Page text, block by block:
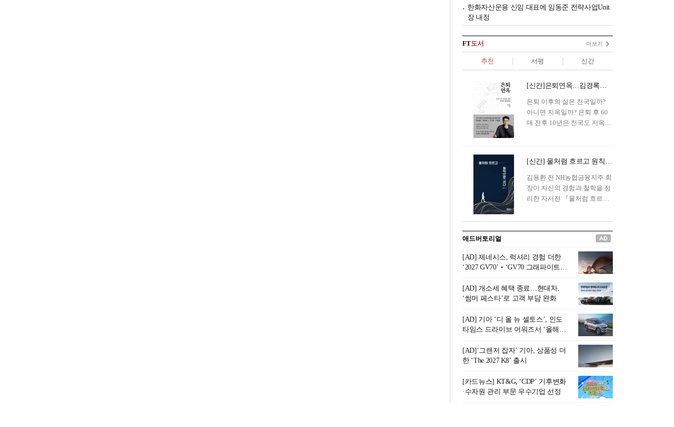
한화자산운용 신임 대표에 임동준 전략사업Unit
장 내정
FT도서 더보기
추천 서평 신간
[신간]은퇴연옥…김경록의 은퇴 후 삶의 나침반
은퇴 이후의 삶은 천국일까?
아니면 지옥일까? 은퇴 후 60
대 전후 10년은 천국도 지옥도
은퇴 설계를 가이드해 온 김경
록 옵투스자산운용의 고문이
신간 『은퇴연옥』을 내놓았
다.단테는 지옥을 '모든 희망을
록 고문은 새로운 시각을 제시
0년의 과도기는 지옥이 아니라
정화와 성장의 공간인 ‘은퇴연
옥(Purgatory)’이라는 것이다.
연옥은 고통스럽지만 끝이 있
으며, 준비를 통해 천국으로 나
아갈 수 있는 희망의 장소라고
말한
[신간] 물처럼 흐르고 원칙으로 서다…김용환의 통찰을 담다
김용환 전 NH농협금융지주 회
장이 자신의 경험과 철학을 정
리한 자서전 『물처럼 흐르고
통 관료 출신으로 한국 금융의
주요 변곡점마다 중요한 역할
을 하고 금융 경영인으로서 큰
족적을 남긴 김 전 회장이 후배
세대에게 전하는 삶의 조언을
담은 인생 노트다.『물처럼 흐
르고 원칙으로 서다』는 단순
한 자서전을 넘어, 실패를 두려
워하지 않는 용기와 자신에 대
한 믿음이 어떻게 삶을 풍요롭
게 만드는지를 보여주는 지혜
의 보고로 평가된다.김용환 전
회장은 “인생의 목표가 크더라
도 조급해하지 말고 작은 것부
터 하나 하나 성취해 나가
라”고 조언한다. 뼈아픈 실패
조차 성공의 뼈대가 된다는 긍
애드버토리얼
[AD] 제네시스, 럭셔리 경험 더한
‘2027 GV70’‧‘GV70 그래파이트’
[AD] 개소세 혜택 종료…현대차,
‘썸머 페스타’로 고객 부담 완화
[AD] 기아 ‘디 올 뉴 셀토스’, 인도
타임스 드라이브 어워즈서 ‘올해의
[AD]‘그랜저 잡자’ 기아, 상품성 더
한 ‘The 2027 K8’ 출시
[카드뉴스] KT&G, ‘CDP’ 기후변화
·수자원 관리 부문 우수기업 선정